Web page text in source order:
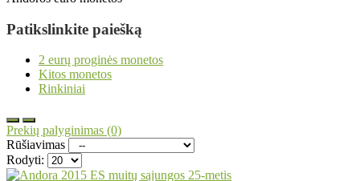
Patikslinkite paiešką
2 eurų proginės monetos
Kitos monetos
Rinkiniai
Prekių palyginimas (0)
Rūšiavimas
Rodyti: